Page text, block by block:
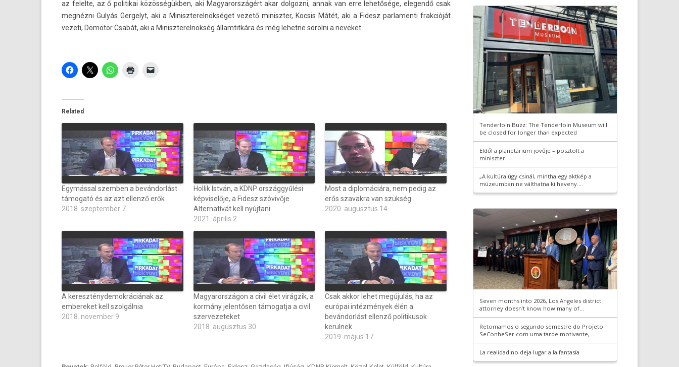
az felel­te, az ő politikai közösségükben, aki Magyarországért akar dol­gozni, annak van erre lehetősége, elegendő csak
megnézni Gulyás Ger­gelyt, aki a Miniszterel­nökséget vezető miniszt­er, Koc­sis Mátét, aki a Fidesz par­lamen­ti frak­cióját
vezeti, Dömötör Csabát, aki a Miniszterel­nökség állam­titkára és még lehet­ne sorol­ni a neveket.
Related
Egymással szemben a bevándorlást
támogató és az azt ellenző erők
2018. szeptember 7
Hollik István, a KDNP országgyűlési
képviselője, a Fidesz szóvivője
Alternatívát kell nyújtani
2021. április 2
Most a diplomáciára, nem pedig az
erős szavakra van szükség
2020. augusztus 14
A kereszténydemokráciának az
embereket kell szolgálnia
2018. november 9
Magyarországon a civil élet virágzik, a
kormány jelentősen támogatja a civil
szervezeteket
2018. augusztus 30
Csak akkor lehet megújulás, ha az
európai intézmények élén a
bevándorlást ellenző politikusok
kerülnek
2019. május 17